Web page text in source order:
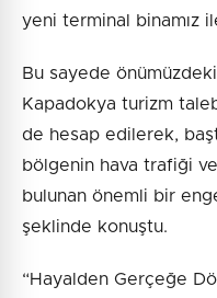
yeni terminal binamız
Bu sayede
Kapadokya turizm
de hesap edilerek,
bölgenin hava trafiği ve
bulunan önemli bir
şeklinde konuştu.
“Hayalden Gerçeğe